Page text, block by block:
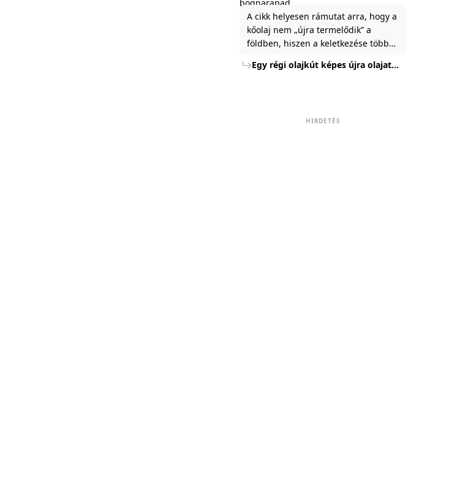
partján
A cikk helyesen rámutat arra, hogy a
kőolaj nem „újra termelődik” a
földben, hiszen a keletkezése több
Energiaügyi Minisztériuma szerint a
nyomáskülönbség kiegyenlítődik,
Egy régi olajkút képes újra olajat
HIRDETÉS